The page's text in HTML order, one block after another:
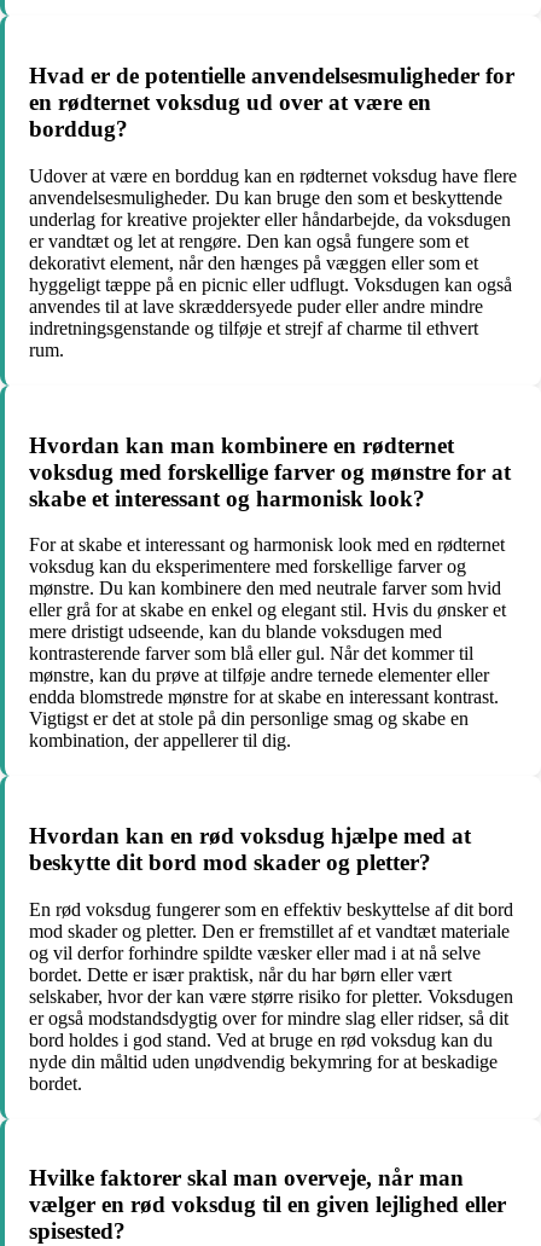
Hvad er de potentielle anvendelsesmuligheder for
en rødternet voksdug ud over at være en
borddug?
Udover at være en borddug kan en rødternet voksdug have flere
anvendelsesmuligheder. Du kan bruge den som et beskyttende
underlag for kreative projekter eller håndarbejde, da voksdugen
er vandtæt og let at rengøre. Den kan også fungere som et
dekorativt element, når den hænges på væggen eller som et
hyggeligt tæppe på en picnic eller udflugt. Voksdugen kan også
anvendes til at lave skræddersyede puder eller andre mindre
indretningsgenstande og tilføje et strejf af charme til ethvert
rum.
Hvordan kan man kombinere en rødternet
voksdug med forskellige farver og mønstre for at
skabe et interessant og harmonisk look?
For at skabe et interessant og harmonisk look med en rødternet
voksdug kan du eksperimentere med forskellige farver og
mønstre. Du kan kombinere den med neutrale farver som hvid
eller grå for at skabe en enkel og elegant stil. Hvis du ønsker et
mere dristigt udseende, kan du blande voksdugen med
kontrasterende farver som blå eller gul. Når det kommer til
mønstre, kan du prøve at tilføje andre ternede elementer eller
endda blomstrede mønstre for at skabe en interessant kontrast.
Vigtigst er det at stole på din personlige smag og skabe en
kombination, der appellerer til dig.
Hvordan kan en rød voksdug hjælpe med at
beskytte dit bord mod skader og pletter?
En rød voksdug fungerer som en effektiv beskyttelse af dit bord
mod skader og pletter. Den er fremstillet af et vandtæt materiale
og vil derfor forhindre spildte væsker eller mad i at nå selve
bordet. Dette er især praktisk, når du har børn eller vært
selskaber, hvor der kan være større risiko for pletter. Voksdugen
er også modstandsdygtig over for mindre slag eller ridser, så dit
bord holdes i god stand. Ved at bruge en rød voksdug kan du
nyde din måltid uden unødvendig bekymring for at beskadige
bordet.
Hvilke faktorer skal man overveje, når man
vælger en rød voksdug til en given lejlighed eller
spisested?